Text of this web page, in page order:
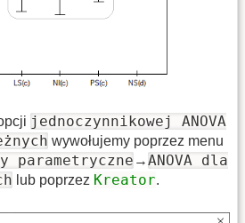
jednoczynnikowej ANOVA
wywołujemy poprzez menu
parametryczne →ANOVA dla
lub poprzez Kreator.